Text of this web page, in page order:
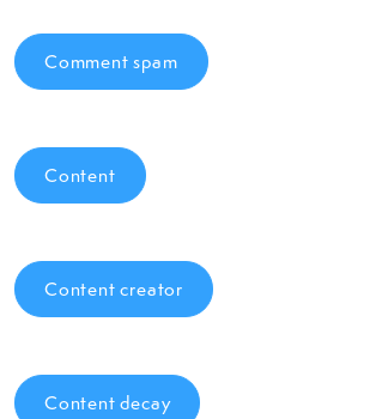
Comment spam
Content
Content creator
Content decay